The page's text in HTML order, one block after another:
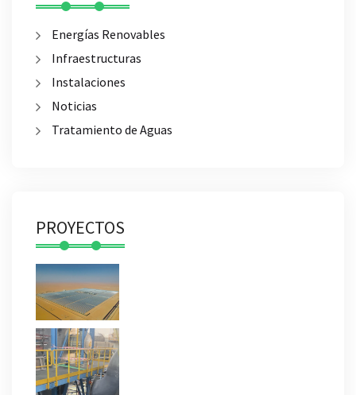
Energías Renovables
Infraestructuras
Instalaciones
Noticias
Tratamiento de Aguas
PROYECTOS